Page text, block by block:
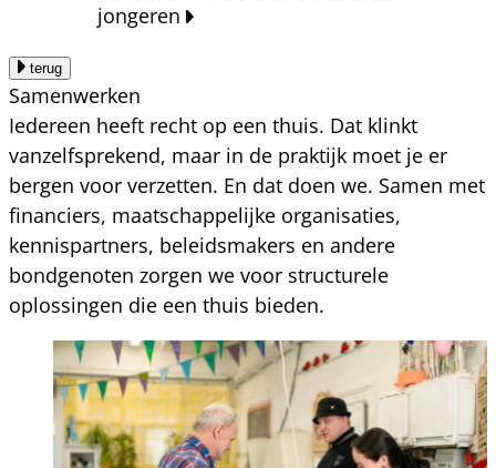
jongeren
terug
Samenwerken
Iedereen heeft recht op een thuis. Dat klinkt
vanzelfsprekend, maar in de praktijk moet je er
bergen voor verzetten. En dat doen we. Samen met
financiers, maatschappelijke organisaties,
kennispartners, beleidsmakers en andere
bondgenoten zorgen we voor structurele
oplossingen die een thuis bieden.